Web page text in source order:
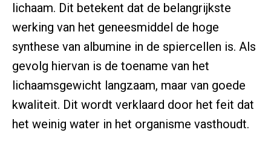
lichaam. Dit betekent dat de belangrijkste
werking van het geneesmiddel de hoge
synthese van albumine in de spiercellen is. Als
gevolg hiervan is de toename van het
lichaamsgewicht langzaam, maar van goede
kwaliteit. Dit wordt verklaard door het feit dat
het weinig water in het organisme vasthoudt.